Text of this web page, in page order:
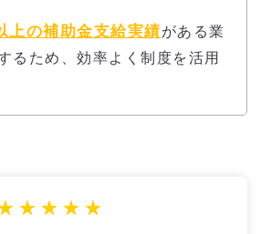
上の補助金支給実績がある業
るため、効率よく制度を活用